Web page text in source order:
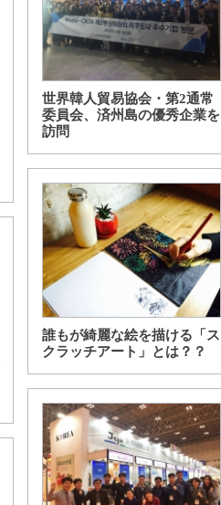
世界韓人貿易協会・第2通常
委員会、済州島の優秀企業を
訪問
誰もが綺麗な絵を描ける「ス
クラッチアート」とは？？